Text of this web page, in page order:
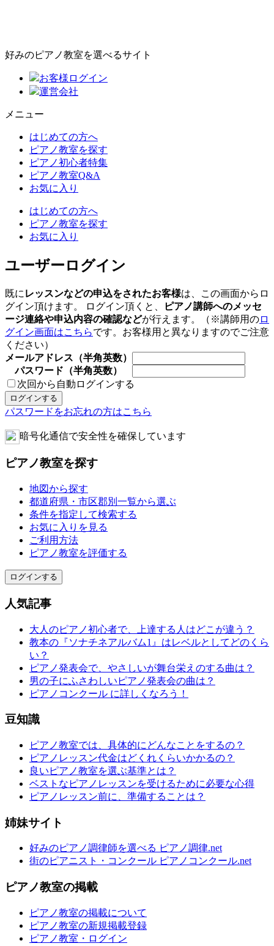
好みのピアノ教室を選べるサイト
お客様ログイン
運営会社
メニュー
はじめての方へ
ピアノ教室を探す
ピアノ初心者特集
ピアノ教室Q&A
お気に入り
はじめての方へ
ピアノ教室を探す
お気に入り
ユーザーログイン
既に レッスンなどの申込をされたお客様は、この画面からロ
グイン頂けます。 ログイン頂くと、
ピアノ講師へのメッセ
ージ連絡や申込内容の確認などが行えます。（※講師用のロ
グイン画面はこちらです。お客様用と異なりますのでご注意
ください）
メールアドレス（半角英数）
パスワード（半角英数）
次回から自動ログインする
パスワードをお忘れの方はこちら
暗号化通信で安全性を確保しています
ピアノ教室を探す
地図から探す
都道府県・市区郡別一覧から選ぶ
条件を指定して検索する
お気に入りを見る
ご利用方法
ピアノ教室を評価する
ログインする
人気記事
大人のピアノ初心者で、上達する人はどこが違う？
教本の『ソナチネアルバム1』はレベルとしてどのくら
い？
ピアノ発表会で、やさしいが舞台栄えのする曲は？
男の子にふさわしいピアノ発表会の曲は？
ピアノコンクール に詳しくなろう！
豆知識
ピアノ教室では、具体的にどんなことをするの？
ピアノレッスン代金はどくれくらいかかるの？
良いピアノ教室を選ぶ基準とは？
ベストなピアノレッスンを受けるために必要な心得
ピアノレッスン前に、準備することは？
姉妹サイト
好みのピアノ調律師を選べる ピアノ調律.net
街のピアニスト・コンクール ピアノコンクール.net
ピアノ教室の掲載
ピアノ教室の掲載について
ピアノ教室の新規掲載登録
ピアノ教室・ログイン